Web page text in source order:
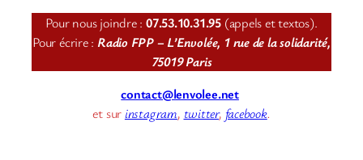
Pour nous joindre : 07.53.10.31.95 (appels et textos).
Pour écrire : Radio FPP – L’Envolée, 1 rue de la solidarité,
75019 Paris
contact@lenvolee.net
et sur instagram, twitter, facebook.